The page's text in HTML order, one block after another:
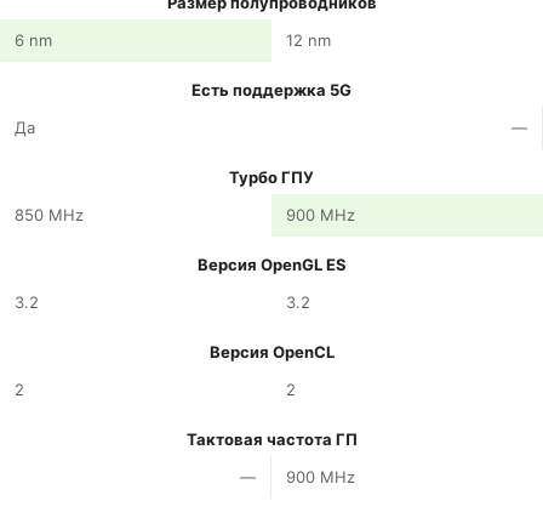
6 nm
12 nm
Есть поддержка 5G
Да
—
Турбо ГПУ
850 MHz
900 MHz
Версия OpenGL ES
3.2
3.2
Версия OpenCL
2
2
Тактовая частота ГП
—
900 MHz